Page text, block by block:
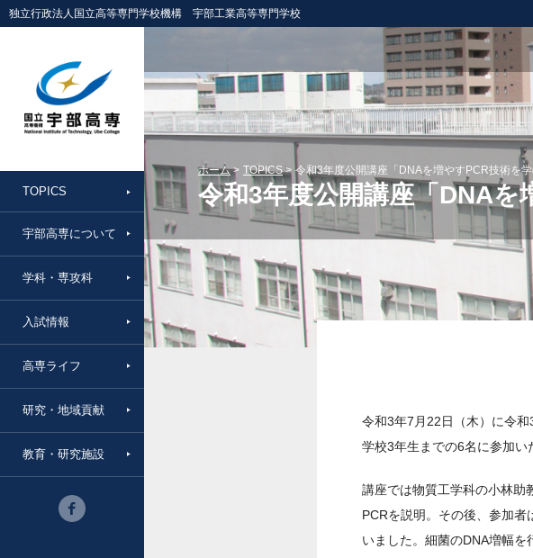
独立行政法人国立高等専門学校機構 宇部工業高等専門学校
TOPICS
宇部高専について
学科・専攻科
入試情報
高専ライフ
研究・地域貢献
教育・研究施設
ホーム TOPICS 令和3年度公開講座「DNAを増やすPCR技術を
令和3年度公開講座「DNA
令和3年7月22日（木）に令
学校3年生までの6名に参加い
講座では物質工学科の小林助
PCRを説明。その後、参加
いました。細菌のDNA増幅